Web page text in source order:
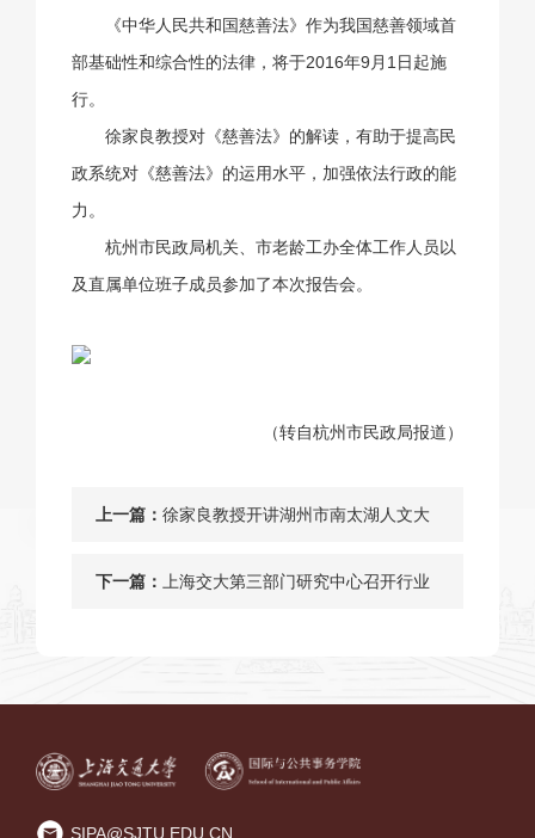
《中华人民共和国慈善法》作为我国慈善领域首
部基础性和综合性的法律，将于2016年9月1日起施
行。
徐家良教授对《慈善法》的解读，有助于提高民
政系统对《慈善法》的运用水平，加强依法行政的能
力。
杭州市民政局机关、市老龄工办全体工作人员以
及直属单位班子成员参加了本次报告会。
（转自杭州市民政局报道）
上一篇： 徐家良教授开讲湖州市南太湖人文大
讲堂
下一篇： 上海交大第三部门研究中心召开行业
SIPA@SJTU.EDU.CN